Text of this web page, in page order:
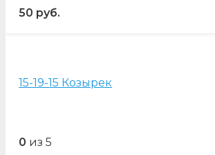
50 руб.
15-19-15 Козырек
0 из 5